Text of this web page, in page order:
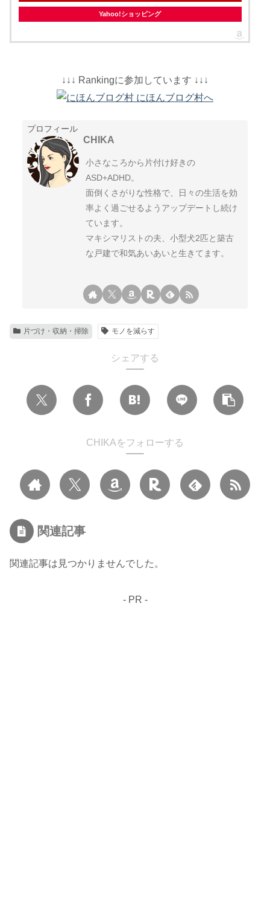
Yahoo!ショッピング
↓↓↓ Rankingに参加しています ↓↓↓
プロフィール
CHIKA
小さなころから片付け好きの
ASD+ADHD。
面倒くさがりな性格で、日々の生活を効
率よく過ごせるようアップデートし続け
ています。
マキシマリストの夫、小型犬2匹と築古
な戸建で和気あいあいと生きてます。
片づけ・収納・掃除 モノを減らす
シェアする
CHIKAをフォローする
関連記事
関連記事は見つかりませんでした。
- PR -